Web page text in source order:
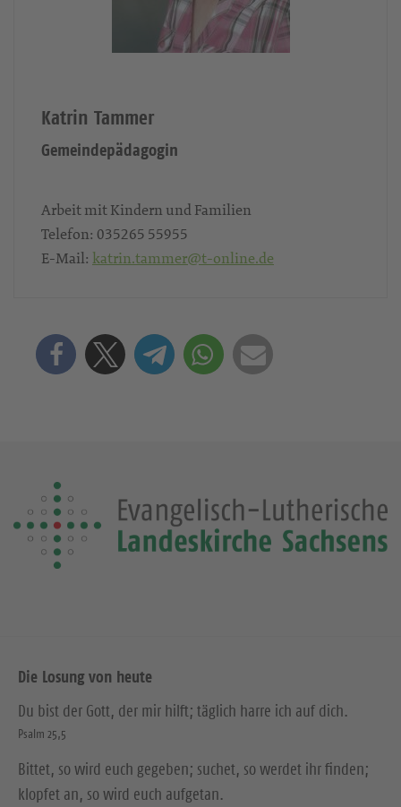
Katrin Tammer
Gemeindepädagogin
Arbeit mit Kindern und Familien
Telefon: 035265 55955
E-Mail: katrin.tammer@t-online.de
Die Losung von heute
Du bist der Gott, der mir hilft; täglich harre ich auf dich.
Psalm 25,5
Bittet, so wird euch gegeben; suchet, so werdet ihr finden;
klopfet an, so wird euch aufgetan.